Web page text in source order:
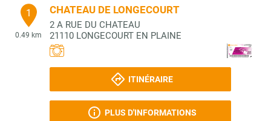
1
0.49 km
CHATEAU DE LONGECOURT
2 A RUE DU CHATEAU
21110 LONGECOURT EN PLAINE
ITINÉRAIRE
PLUS D'INFORMATIONS